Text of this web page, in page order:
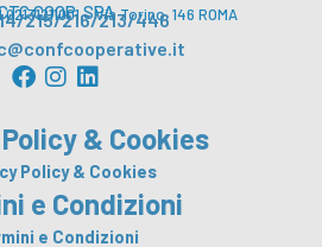
COOP. SPA– Via Torino, 146 ROMA
215/216/213/446
F
a
e
b
o
o
k
I
t
a
g
r
a
L
k
e
d
i
n
& Cookies
Policy & Cookies
e Condizioni
e Condizioni